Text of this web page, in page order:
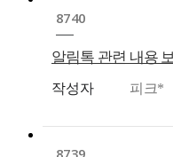
8740
알림톡 관련 내용
작성자 피크*